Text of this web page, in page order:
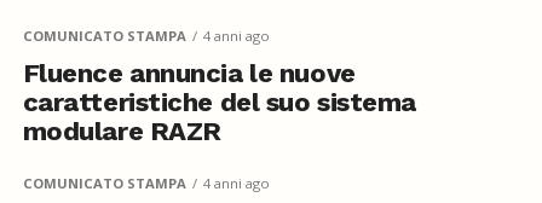
COMUNICATO STAMPA 4 anni ago
Fluence annuncia le nuove
caratteristiche del suo sistema
modulare RAZR
COMUNICATO STAMPA 4 anni ago